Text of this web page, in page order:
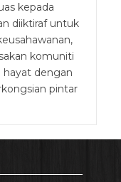
kepada
diiktiraf untuk
komuniti
hayat dengan
pintar